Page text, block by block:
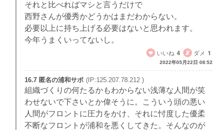
それと比べればマシと言うだけで
西野さんが優秀かどうかはまだわからない。
必要以上に持ち上げる必要はないと思われます。
今年うまくいってないし。
いいね 4 ダメ 1
2022年05月22日 08:52
16.7 匿名の浦和サポ (IP:125.207.78.212 )
組織づくりの何たるかもわからない浅薄な人間が笑
わせないで下さいとか偉そうに。こういう頭の悪い
人間がフロントに圧力をかけ、それに忖度した優柔
不断なフロントが浦和を悪くしてきた。そんなのが